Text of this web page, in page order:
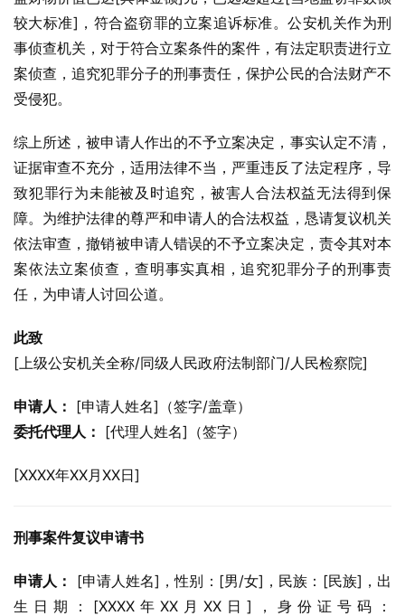
较大标准]，符合盗窃罪的立案追诉标准。公安机关作为刑
事侦查机关，对于符合立案条件的案件，有法定职责进行立
案侦查，追究犯罪分子的刑事责任，保护公民的合法财产不
受侵犯。
综上所述，被申请人作出的不予立案决定，事实认定不清，
证据审查不充分，适用法律不当，严重违反了法定程序，导
致犯罪行为未能被及时追究，被害人合法权益无法得到保
障。为维护法律的尊严和申请人的合法权益，恳请复议机关
依法审查，撤销被申请人错误的不予立案决定，责令其对本
案依法立案侦查，查明事实真相，追究犯罪分子的刑事责
任，为申请人讨回公道。
此致
[上级公安机关全称/同级人民政府法制部门/人民检察院]
申请人： [申请人姓名]（签字/盖章）
委托代理人： [代理人姓名]（签字）
[XXXX年XX月XX日]
刑事案件复议申请书
申请人：
[申请人姓名]，性别：[男/女]，民族：[民族]，出
生日期：[XXXX年XX月XX日]，身份证号码：